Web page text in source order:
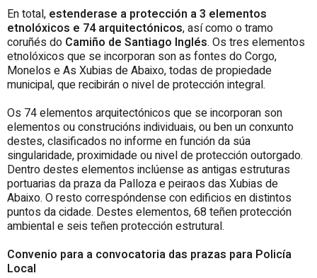
En total, estenderase a protección a 3 elementos
etnolóxicos e 74 arquitectónicos, así como o tramo
coruñés do Camiño de Santiago Inglés. Os tres elementos
etnolóxicos que se incorporan son as fontes do Corgo,
Monelos e As Xubias de Abaixo, todas de propiedade
municipal, que recibirán o nivel de protección integral.
Os 74 elementos arquitectónicos que se incorporan son
elementos ou construcións individuais, ou ben un conxunto
destes, clasificados no informe en función da súa
singularidade, proximidade ou nivel de protección outorgado.
Dentro destes elementos inclúense as antigas estruturas
portuarias da praza da Palloza e peiraos das Xubias de
Abaixo. O resto correspóndense con edificios en distintos
puntos da cidade. Destes elementos, 68 teñen protección
ambiental e seis teñen protección estrutural.
Convenio para a convocatoria das prazas para Policía
Local